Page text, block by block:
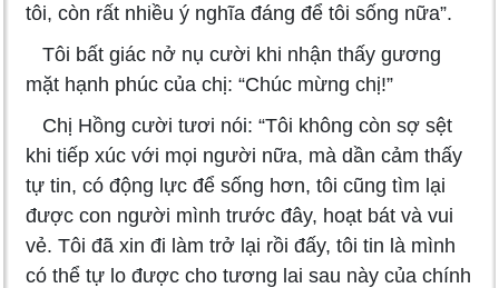
tôi, còn rất nhiều ý nghĩa đáng để tôi sống nữa”.
Tôi bất giác nở nụ cười khi nhận thấy gương
mặt hạnh phúc của chị: “Chúc mừng chị!”
Chị Hồng cười tươi nói: “Tôi không còn sợ sệt
khi tiếp xúc với mọi người nữa, mà dần cảm thấy
tự tin, có động lực để sống hơn, tôi cũng tìm lại
được con người mình trước đây, hoạt bát và vui
vẻ. Tôi đã xin đi làm trở lại rồi đấy, tôi tin là mình
có thể tự lo được cho tương lai sau này của chính